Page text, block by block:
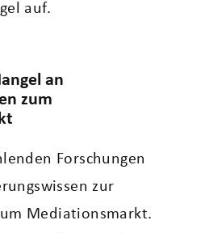
auf.
an
zum
Forschungen
zur
Mediationsmarkt.